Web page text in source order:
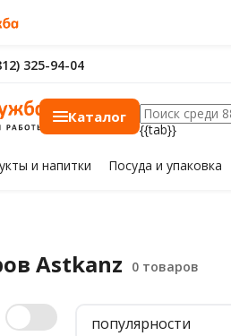
325-94-04
Каталог
{{tab}}
и напитки Посуда и упаковка
Astkanz
популярности